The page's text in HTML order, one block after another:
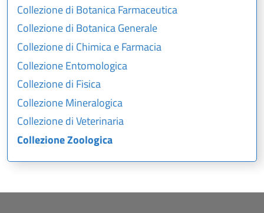
Collezione di Botanica Farmaceutica
Collezione di Botanica Generale
Collezione di Chimica e Farmacia
Collezione Entomologica
Collezione di Fisica
Collezione Mineralogica
Collezione di Veterinaria
Collezione Zoologica